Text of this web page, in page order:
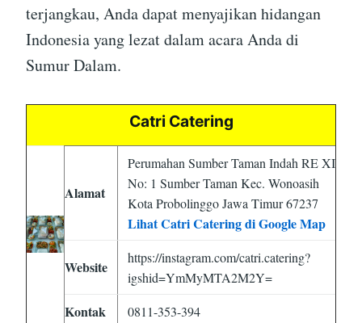
terjangkau, Anda dapat menyajikan hidangan
Indonesia yang lezat dalam acara Anda di
Sumur Dalam.
Catri Catering
Alamat
Perumahan Sumber Taman Indah RE XI
No: 1 Sumber Taman Kec. Wonoasih
Kota Probolinggo Jawa Timur 67237
Lihat Catri Catering di Google Map
Website
https://instagram.com/catri.catering?
igshid=YmMyMTA2M2Y=
Kontak 0811-353-394